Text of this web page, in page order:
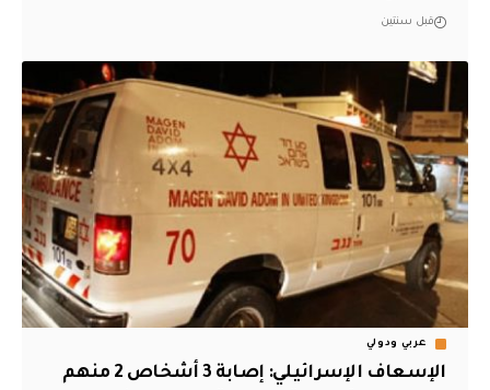
قبل سنتين
عربي ودولي
الإسعاف الإسرائيلي: إصابة 3 أشخاص 2 منهم